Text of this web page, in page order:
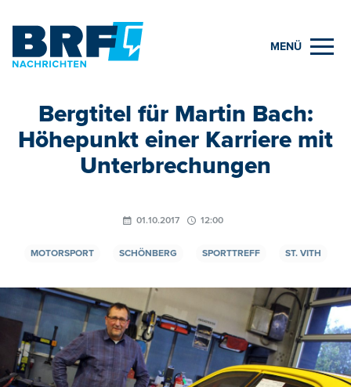
MENÜ
Bergtitel für Martin Bach:
Höhepunkt einer Karriere mit
Unterbrechungen
01.10.2017 12:00
MOTORSPORT SCHÖNBERG SPORTTREFF ST. VITH